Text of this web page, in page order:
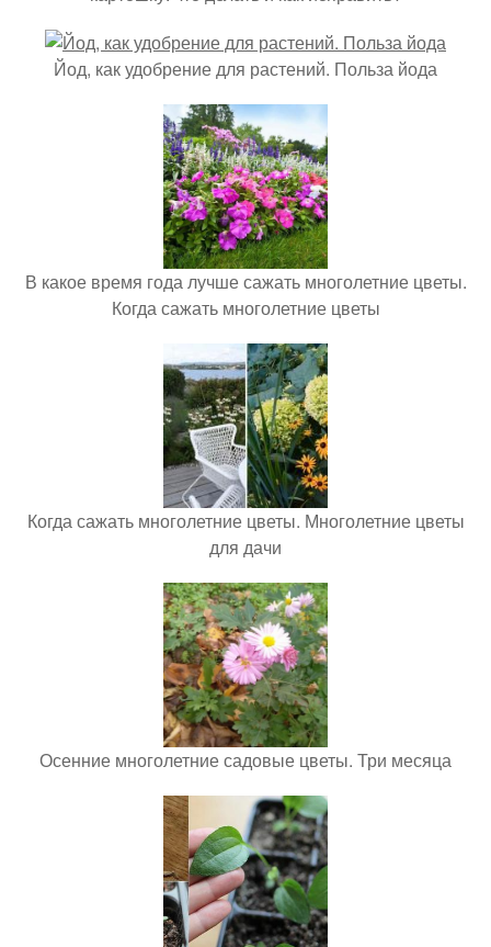
Йод, как удобрение для растений. Польза йода
В какое время года лучше сажать многолетние цветы.
Когда сажать многолетние цветы
Когда сажать многолетние цветы. Многолетние цветы
для дачи
Осенние многолетние садовые цветы. Три месяца